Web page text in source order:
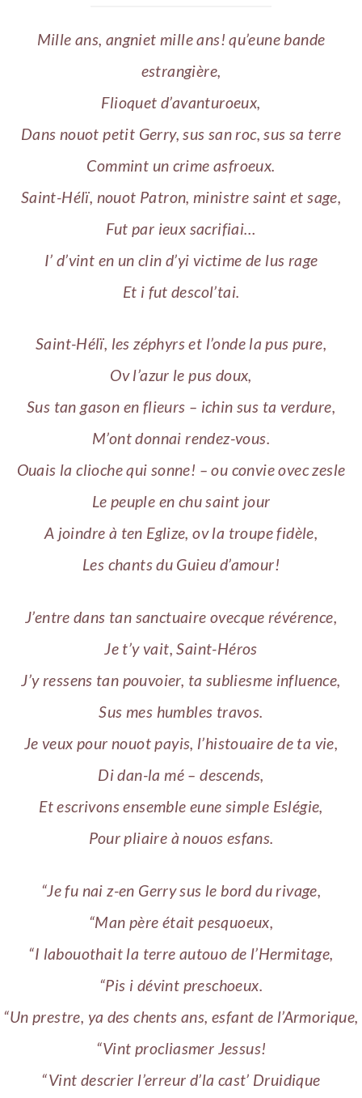
Mille ans, angniet mille ans! qu’eune bande
estrangière,
Flioquet d’avanturoeux,
Dans nouot petit Gerry, sus san roc, sus sa terre
Commint un crime asfroeux.
Saint-Hélï, nouot Patron, ministre saint et sage,
Fut par ieux sacrifiai…
I’ d’vint en un clin d’yi victime de lus rage
Et i fut descol’tai.
Saint-Hélï, les zéphyrs et l’onde la pus pure,
Ov l’azur le pus doux,
Sus tan gason en flieurs – ichin sus ta verdure,
M’ont donnai rendez-vous.
Ouais la clioche qui sonne! – ou convie ovec zesle
Le peuple en chu saint jour
A joindre à ten Eglize, ov la troupe fidèle,
Les chants du Guieu d’amour!
J’entre dans tan sanctuaire ovecque révérence,
Je t’y vait, Saint-Héros
J’y ressens tan pouvoier, ta subliesme influence,
Sus mes humbles travos.
Je veux pour nouot payis, l’histouaire de ta vie,
Di dan-la mé – descends,
Et escrivons ensemble eune simple Eslégie,
Pour pliaire à nouos esfans.
“Je fu nai z-en Gerry sus le bord du rivage,
“Man père était pesquoeux,
“I labouothait la terre autouo de l’Hermitage,
“Pis i dévint preschoeux.
“Un prestre, ya des chents ans, esfant de l’Armorique,
“Vint procliasmer Jessus!
“Vint descrier l’erreur d’la cast’ Druidique